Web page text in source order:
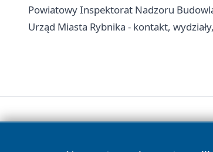
Powiatowy Inspektorat Nadzoru
Urząd Miasta Rybnika - kontakt,